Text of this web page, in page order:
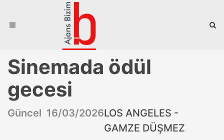
Sinemada ödül
gecesi
Güncel 16/03/2026LOS ANGELES -
GAMZE DÜŞMEZ